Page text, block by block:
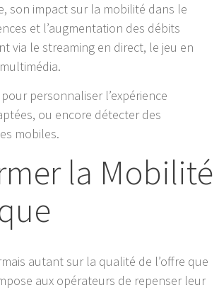
son impact sur la mobilité dans le
et l’augmentation des débits
via le streaming en direct, le jeu en
personnaliser l’expérience
ou encore détecter des
mobiles.
la Mobilité
autant sur la qualité de l’offre que
aux opérateurs de repenser leur